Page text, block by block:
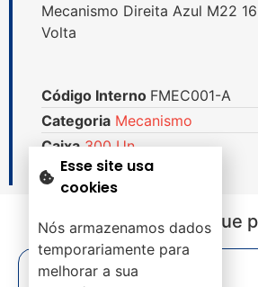
Mecanismo Direita Azul M22
Volta
Código Interno FMEC001-A
Categoria Mecanismo
Caixa 300 Un.
Não encontrou o que
Esse site usa
cookies
Nós armazenamos dados
temporariamente para
melhorar a sua